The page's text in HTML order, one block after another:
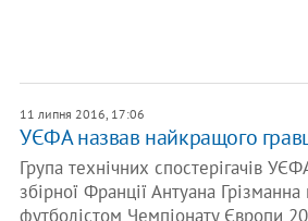
11 липня 2016, 17:06
УЄФА назвав найкращого
Група технічних спостерігачів
збірної Франції Антуана
футболістом Чемпіонату Європи